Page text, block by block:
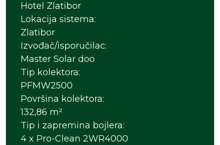
Hotel Zlatibor
Lokacija sistema:
Zlatibor
Izvođač/isporučilac:
Master Solar doo
Tip kolektora:
PFMW2500
Površina kolektora:
132,86 m²
Tip i zapremina bojlera:
4 x Pro-Clean 2WR4000